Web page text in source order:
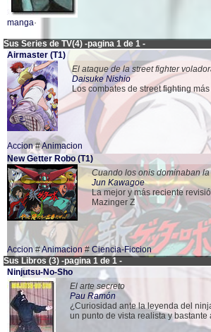
manga·
Sus Series de TV(4) -pagina 1 de 1 -
Airmaster (T1)
El ataque de la street fighter
Daisuke Nishio
Los combates de street fighting
Accion#Animacion
New Getter Robo(T1)
Cuando los onis dominaban la
Jun Kawagoe
La mejor y más reciente
Mazinger Z
Accion#Animacion# Ciencia-Ficcion
Sus Libros (3) -pagina 1 de 1 -
Ninjutsu-No-Sho
El arte secreto
Pau Ramón
¿Curiosidad ante la leyenda del
un punto de vista realista y bastante